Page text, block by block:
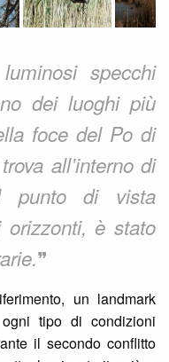
specchi
dei luoghi più
foce del Po di
all’interno di
punto di vista
orizzonti, è stato
❞
un landmark
tipo di condizioni
il secondo conflitto